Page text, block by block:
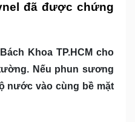
đã được chứng
Khoa TP.HCM cho
Nếu phun sương
nước vào cùng bề mặt